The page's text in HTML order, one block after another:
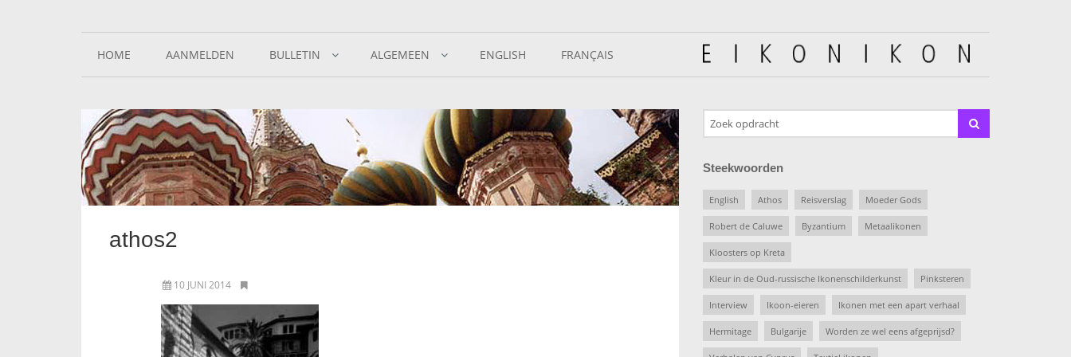
HOME AANMELDEN BULLETIN ALGEMEEN ENGLISH FRANÇAIS
athos2
10 JUNI 2014
Steekwoorden
English Athos Reisverslag Moeder Gods
Robert de Caluwe Byzantium Metaalikonen
Kloosters op Kreta
Kleur in de Oud-russische Ikonenschilderkunst Pinksteren
Interview Ikoon-eieren Ikonen met een apart verhaal
Hermitage Bulgarije Worden ze wel eens afgeprijsd?